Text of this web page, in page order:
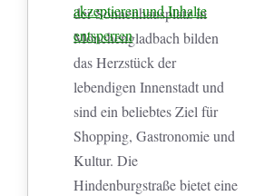
akzeptieren und Inhalte
entsperren
der Sonnenhausplatz in
Mönchengladbach bilden
das Herzstück der
lebendigen Innenstadt und
sind ein beliebtes Ziel für
Shopping, Gastronomie und
Kultur. Die
Hindenburgstraße bietet eine